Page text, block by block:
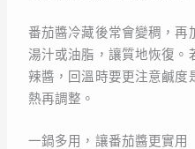
番茄醬冷藏後常會變稠，再
湯汁或油脂，讓質地恢復。
辣醬，回溫時要更注意鹹度
熱再調整。
一鍋多用，讓番茄醬更實用